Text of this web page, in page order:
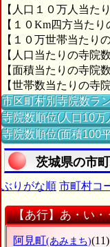
【人口１０万人当た
【１０Km四方当た
【１０万世帯当たり
【人口当たりの寺院
【面積当たりの寺院
【世帯数当たりの寺
市区町村別寺院数ラ
寺院数順位(人口10万
寺院数順位(面積100
茨城県の市
ぶりがな順 市町村コ
【あ行】あ・い・
阿見町(あみまち)